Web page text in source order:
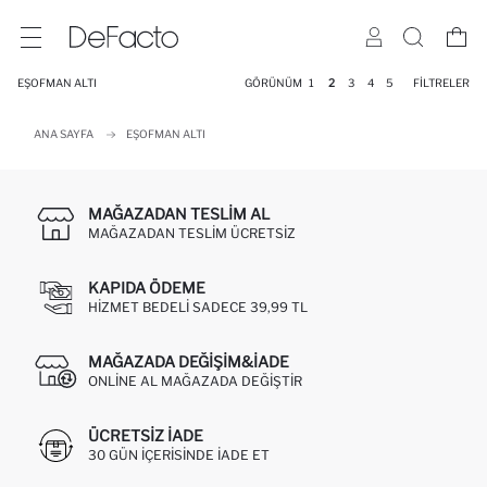
EŞOFMAN ALTI GÖRÜNÜM 1 2 3 4 5 FILTRELER
ANA SAYFA EŞOFMAN ALTI
MAĞAZADAN TESLIM AL
MAĞAZADAN TESLIM ÜCRETSIZ
KAPIDA ÖDEME
HIZMET BEDELI SADECE 39,99 TL
MAĞAZADA DEĞIŞIM&İADE
ONLINE AL MAĞAZADA DEĞIŞTIR
ÜCRETSIZ IADE
30 GÜN IÇERISINDE IADE ET